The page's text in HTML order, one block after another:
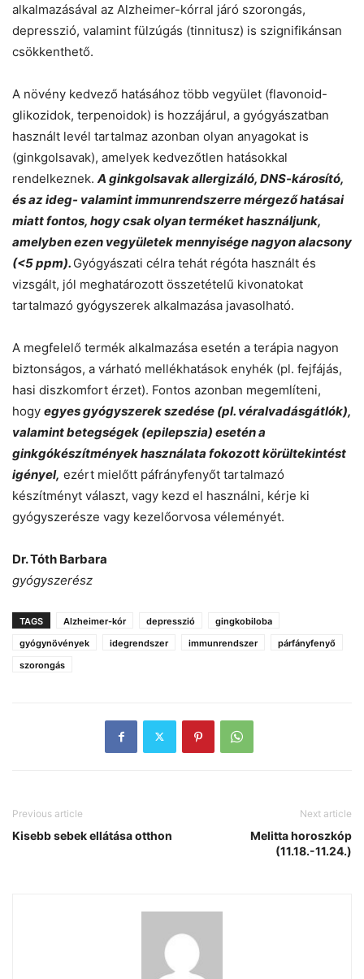
alkalmazásával az Alzheimer-kórral járó szorongás,
depresszió, valamint fülzúgás (tinnitusz) is szignifikánsan
csökkenthető.
A növény kedvező hatásához több vegyület (flavonoid-
glikozidok, terpenoidok) is hozzájárul, a gyógyászatban
használt levél tartalmaz azonban olyan anyagokat is
(ginkgolsavak), amelyek kedvezőtlen hatásokkal
rendelkeznek. A ginkgolsavak allergizáló, DNS-károsító,
és az ideg- valamint immunrendszerre mérgező hatásai
miatt fontos, hogy csak olyan terméket használjunk,
amelyben ezen vegyületek mennyisége nagyon alacsony
(<5 ppm). Gyógyászati célra tehát régóta használt és
vizsgált, jól meghatározott összetételű kivonatokat
tartalmazó gyógyszerek alkalmazása javasolható.
A megfelelő termék alkalmazása esetén a terápia nagyon
biztonságos, a várható mellékhatások enyhék (pl. fejfájás,
hasi diszkomfort érzet). Fontos azonban megemlíteni,
hogy egyes gyógyszerek szedése (pl. véralvadásgátlók),
valamint betegségek (epilepszia) esetén a
ginkgókészítmények használata fokozott körültekintést
igényel, ezért mielőtt páfrányfenyőt tartalmazó
készítményt választ, vagy kezd el használni, kérje ki
gyógyszerésze vagy kezelőorvosa véleményét.
Dr. Tóth Barbara
gyógyszerész
TAGS Alzheimer-kór depresszió
gingkobiloba
gyógynövények
idegrendszer immunrendszer
párfányfenyő
szorongás
Previous article
Kisebb sebek ellátása otthon
Next article
Melitta horoszkóp
(11.18.-11.24.)